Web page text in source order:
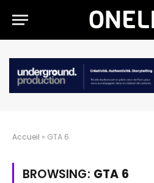
Accueil » GTA 6
BROWSING: GTA 6